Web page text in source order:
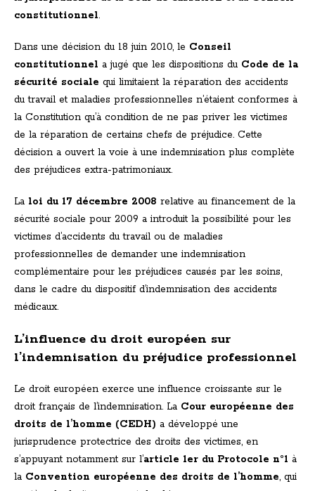
constitutionnel.
Dans une décision du 18 juin 2010, le Conseil
constitutionnel a jugé que les dispositions du Code de la
sécurité sociale qui limitaient la réparation des accidents
du travail et maladies professionnelles n’étaient conformes à
la Constitution qu’à condition de ne pas priver les victimes
de la réparation de certains chefs de préjudice. Cette
décision a ouvert la voie à une indemnisation plus complète
des préjudices extra-patrimoniaux.
La loi du 17 décembre 2008 relative au financement de la
sécurité sociale pour 2009 a introduit la possibilité pour les
victimes d’accidents du travail ou de maladies
professionnelles de demander une indemnisation
complémentaire pour les préjudices causés par les soins,
dans le cadre du dispositif d’indemnisation des accidents
médicaux.
L’influence du droit européen sur
l’indemnisation du préjudice professionnel
Le droit européen exerce une influence croissante sur le
droit français de l’indemnisation. La Cour européenne des
droits de l’homme (CEDH) a développé une
jurisprudence protectrice des droits des victimes, en
s’appuyant notamment sur l’article 1er du Protocole n°1 à
la Convention européenne des droits de l’homme, qui